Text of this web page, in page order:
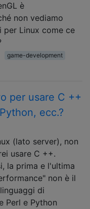
è
non vediamo
Linux come ce
game-development
per usare C ++
ecc.?
(lato server), non
usare C ++.
la prima e l'ultima
non è il
di
Perl e Python